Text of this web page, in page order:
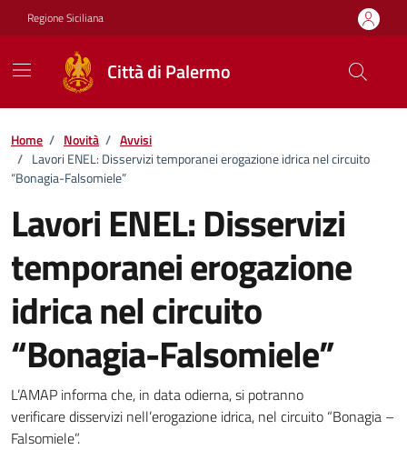
Vai ai contenuti
Vai al footer
Regione Siciliana
Città di Palermo
Home / Novità / Avvisi
/ Lavori ENEL: Disservizi temporanei erogazione idrica nel circuito
“Bonagia-Falsomiele”
Lavori ENEL: Disservizi
temporanei erogazione
idrica nel circuito
“Bonagia-Falsomiele”
Dettagli della notizia
L’AMAP informa che, in data odierna, si potranno
verificare disservizi nell’erogazione idrica, nel circuito “Bonagia –
Falsomiele”.